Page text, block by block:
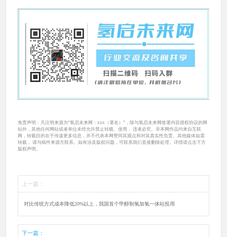
免责声明：凡注明来源为“氢启未来网：xxx（署名）”，除与氢启未来网签署内容授权协议的网
站外，其他任何网站或者单位未经允许禁止转载、使用， 违者必究。非本网作品均来自互联
网，转载目的在于传递更多信息，并不代表本网赞同其观点和对其真实性负责。其他媒体如需
转载， 请与稿件来源方联系。如有涉及版权问题，可联系我们直接删除处理。详情请点击下方
版权声明。
上一篇：
对比传统方式成本降低20%以上，我国首个甲醇制氢加氢一体站投用
下一篇：